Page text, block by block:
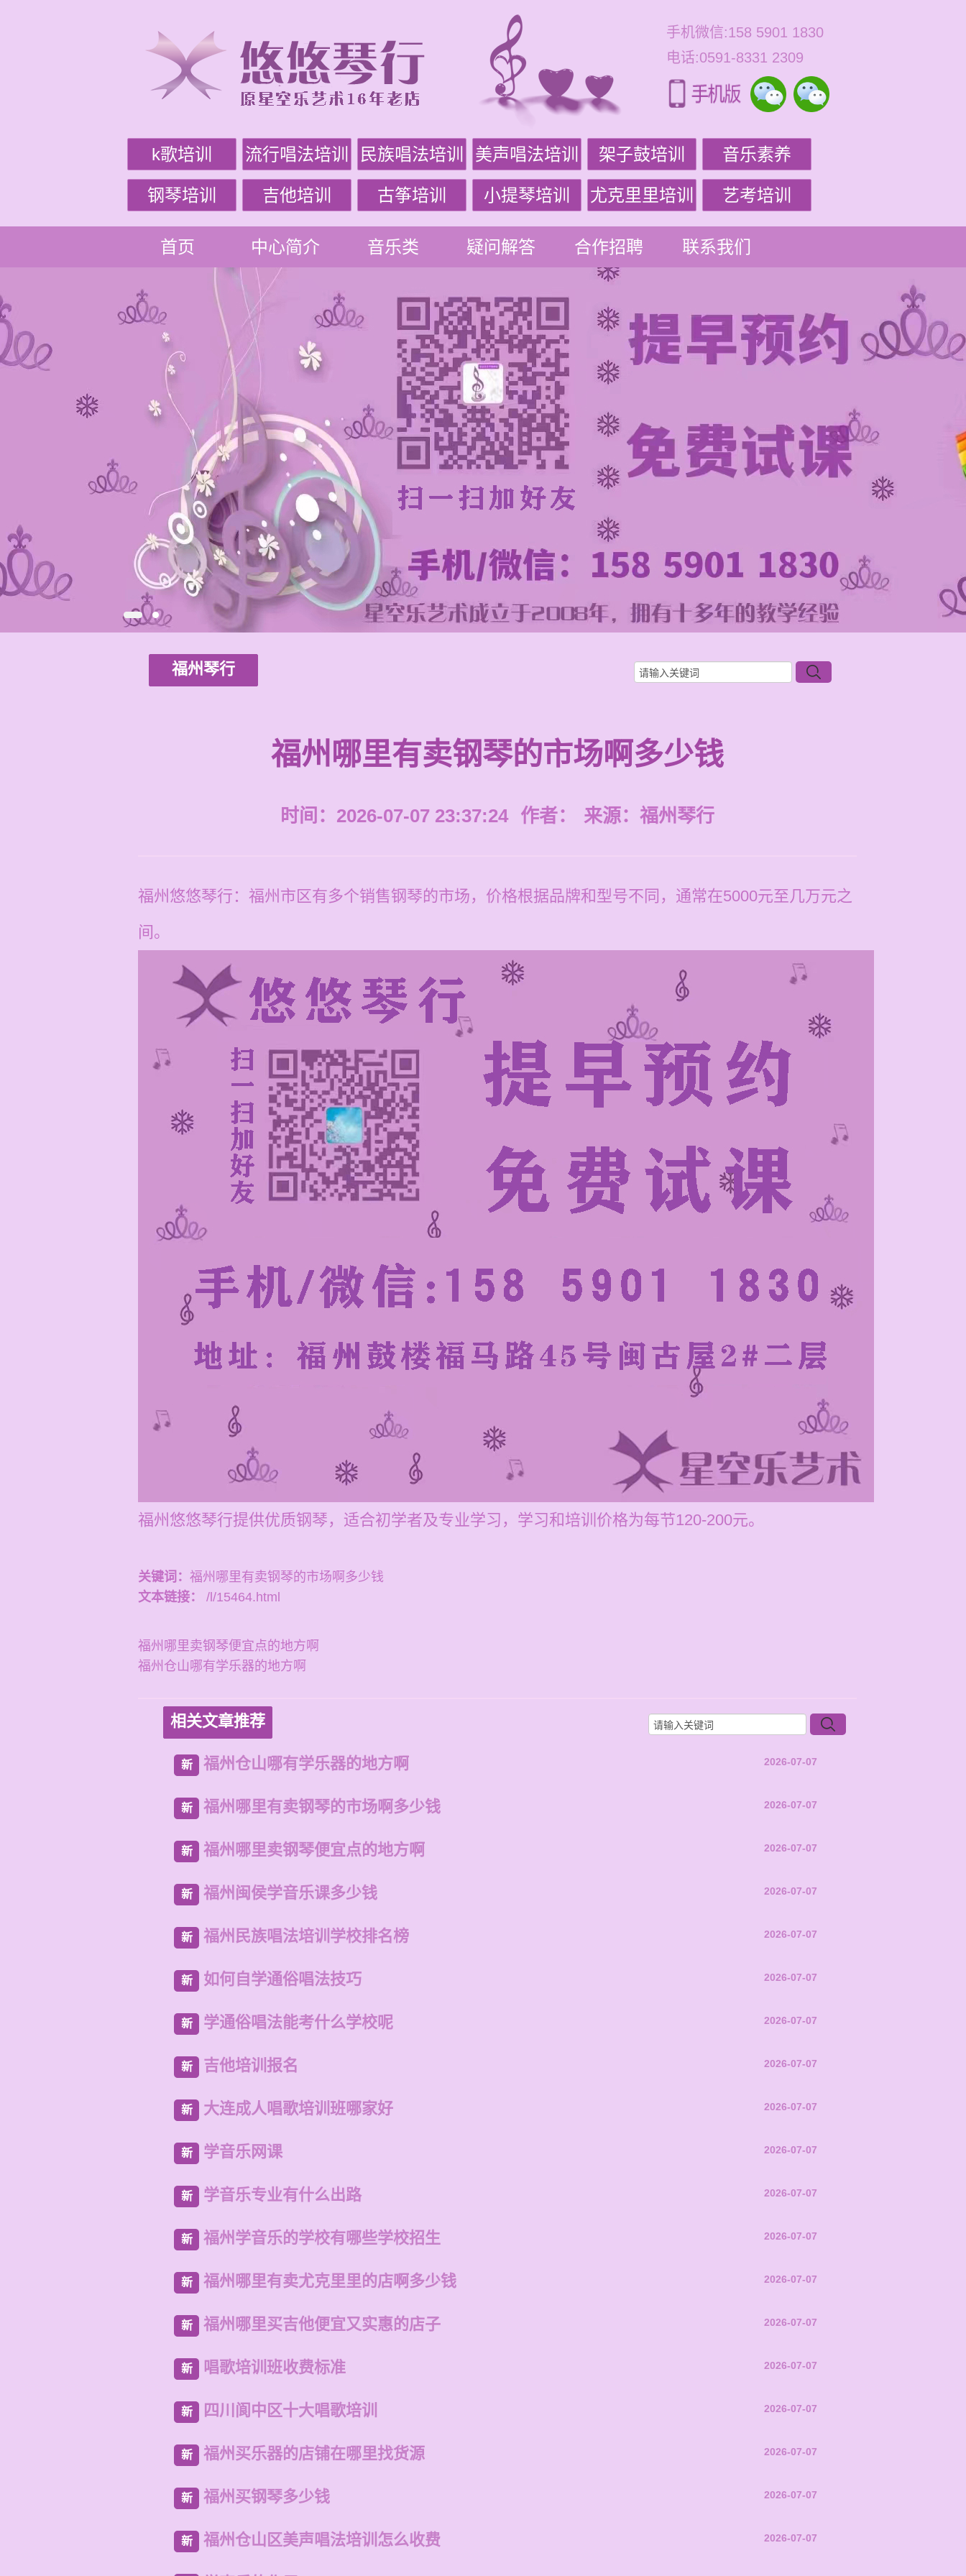
手机微信:158 5901 1830
电话:0591-8331 2309
k歌培训 流行唱法培训 民族唱法培训 美声唱法培训 架子鼓培训 音乐素养
钢琴培训 吉他培训 古筝培训 小提琴培训 尤克里里培训 艺考培训
首页 中心简介 音乐类 疑问解答 合作招聘 联系我们
福州琴行
福州哪里有卖钢琴的市场啊多少钱
时间：2026-07-07 23:37:24 作者： 来源： 福州琴行
福州悠悠琴行：福州市区有多个销售钢琴的市场，价格根据品牌和型号不同，通常在5000元至几万元之
间。
福州悠悠琴行提供优质钢琴，适合初学者及专业学习，学习和培训价格为每节120-200元。
关键词： 福州哪里有卖钢琴的市场啊多少钱
文本链接：
/l/15464.html
福州哪里卖钢琴便宜点的地方啊
福州仓山哪有学乐器的地方啊
相关文章推荐
新 福州仓山哪有学乐器的地方啊 2026-07-07
新 福州哪里有卖钢琴的市场啊多少钱 2026-07-07
新 福州哪里卖钢琴便宜点的地方啊 2026-07-07
新 福州闽侯学音乐课多少钱 2026-07-07
新 福州民族唱法培训学校排名榜 2026-07-07
新 如何自学通俗唱法技巧 2026-07-07
新 学通俗唱法能考什么学校呢 2026-07-07
新 吉他培训报名 2026-07-07
新 大连成人唱歌培训班哪家好 2026-07-07
新 学音乐网课 2026-07-07
新 学音乐专业有什么出路 2026-07-07
新 福州学音乐的学校有哪些学校招生 2026-07-07
新 福州哪里有卖尤克里里的店啊多少钱 2026-07-07
新 福州哪里买吉他便宜又实惠的店子 2026-07-07
新 唱歌培训班收费标准 2026-07-07
新 四川阆中区十大唱歌培训 2026-07-07
新 福州买乐器的店铺在哪里找货源 2026-07-07
新 福州买钢琴多少钱 2026-07-07
新 福州仓山区美声唱法培训怎么收费 2026-07-07